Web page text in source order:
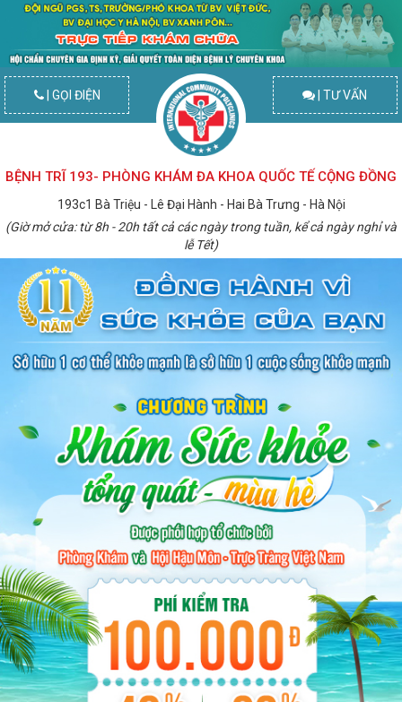
| GỌI ĐIỆN | TƯ VẤN
BỆNH TRĨ 193- PHÒNG KHÁM ĐA KHOA QUỐC TẾ CỘNG ĐỒNG
193c1 Bà Triệu - Lê Đại Hành - Hai Bà Trưng - Hà Nội
(Giờ mở cửa: từ 8h - 20h tất cả các ngày trong tuần, kể cả ngày nghỉ và
lễ Tết)